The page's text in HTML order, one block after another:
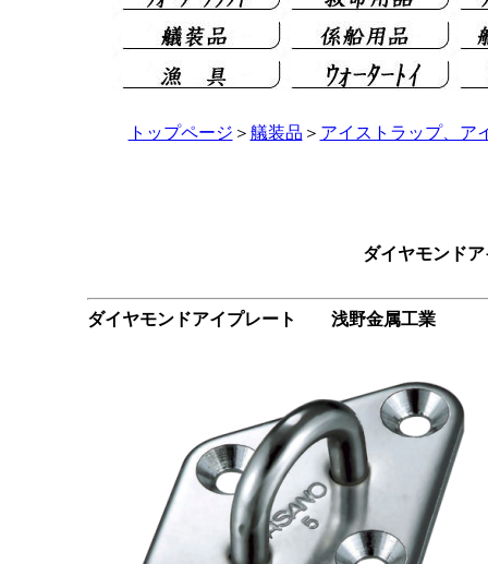
トップページ ＞ 艤装品 ＞ アイストラップ、ア
ダイヤモンド
ダイヤモンドアイプレート 浅野金属工業